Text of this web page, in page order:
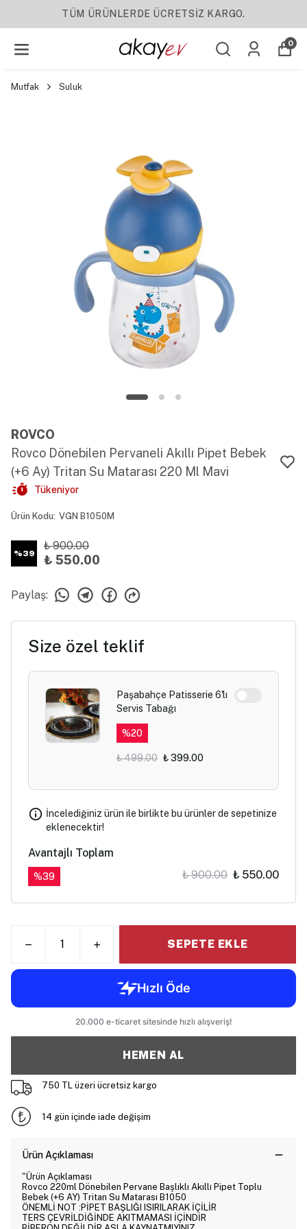
ÜRÜNLERDE ÜCRETSİZ KARGO.
0
Mutfak Suluk
ROVCO
Rovco Dönebilen Pervaneli Akıllı Pipet Bebek
(+6 Ay) Tritan Su Matarası 220 Ml Mavi
Tükeniyor
Ürün Kodu: VGN B1050M
%39
₺ 900.00
₺ 550.00
Paylaş:
Size özel teklif
Paşabahçe Patisserie 6'lı
Servis Tabağı
%20
₺ 499.00 ₺ 399.00
İncelediğiniz ürün ile birlikte bu ürünler de sepetinize
eklenecektir!
Avantajlı Toplam
%39 ₺ 900.00 ₺ 550.00
SEPETE EKLE
HEMEN AL
750 TL üzeri ücretsiz kargo
14 gün içinde iade değişim
Ürün Açıklaması
"Ürün Açıklaması
Rovco 220ml Dönebilen Pervane Başlıklı Akıllı Pipet Toplu
Bebek (+6 AY) Tritan Su Matarası B1050
ÖNEMLİ NOT :PİPET BAŞLIĞI ISIRILARAK İÇİLİR
TERS ÇEVRİLDİĞİNDE AKITMAMASI İÇİNDİR